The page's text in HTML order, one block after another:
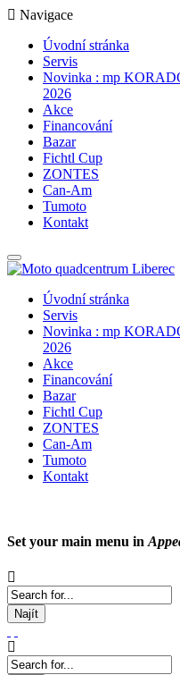
Navigace
Úvodní stránka
Servis
Novinka : mp
2026
Akce
Financování
Bazar
Fichtl Cup
ZONTES
Can-Am
Tumoto
Kontakt
Úvodní stránka
Servis
Novinka : mp
2026
Akce
Financování
Bazar
Fichtl Cup
ZONTES
Can-Am
Tumoto
Kontakt
Set your main menu in
Najít